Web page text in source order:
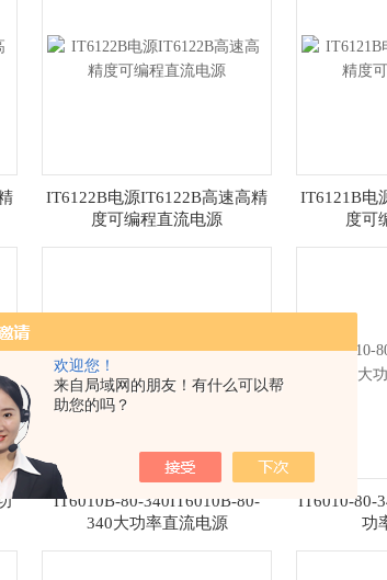
欢迎您！
来自局域网的朋友！有什么可以帮
助您的吗？
IT6122B电源IT6122B高速高精
度可编程直流电源
IT6121B电
度可
IT6010B-80-340IT6010B-80-
340大功率直流电源
IT6010-80-
功